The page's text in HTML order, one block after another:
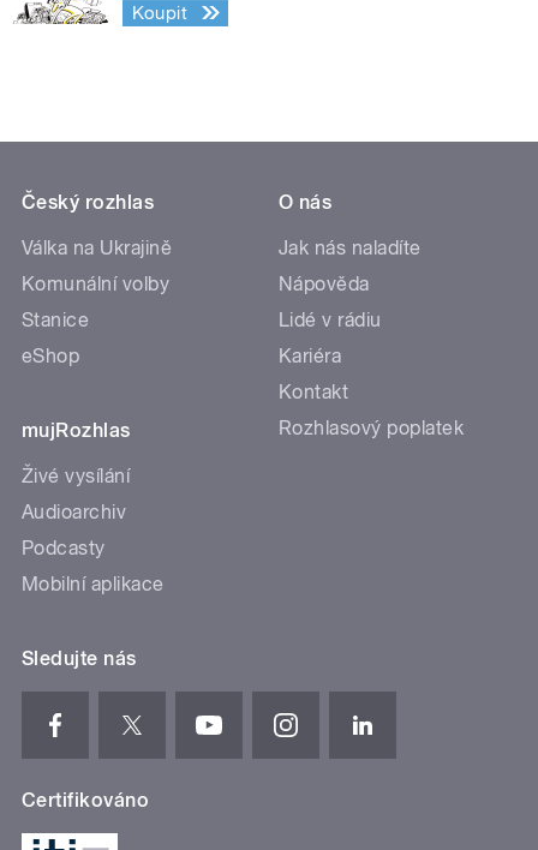
Koupit
Český rozhlas
Válka na Ukrajině
Komunální volby
Stanice
eShop
mujRozhlas
Živé vysílání
Audioarchiv
Podcasty
Mobilní aplikace
O nás
Jak nás naladíte
Nápověda
Lidé v rádiu
Kariéra
Kontakt
Rozhlasový poplatek
Sledujte nás
Certifikováno